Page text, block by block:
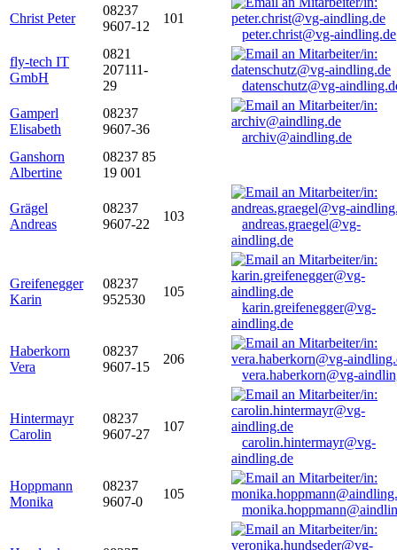
Christ Peter
08237
9607-12
101
peter.christ@vg-aindling.de
fly-tech IT
GmbH
0821
207111-
29
datenschutz@vg-
Gamperl
Elisabeth
08237
9607-36
archiv@aindling.de
Ganshorn
Albertine
08237 85
19 001
Grägel
Andreas
08237
9607-22
103
andreas.graegel@vg-
aindling.de
Greifenegger
Karin
08237
952530
105
karin.greifenegger@vg-
aindling.de
Haberkorn
Vera
08237
9607-15
206
vera.haberkorn@vg-
Hintermayr
Carolin
08237
9607-27
107
carolin.hintermayr@vg-
aindling.de
Hoppmann
Monika
08237
9607-0
105